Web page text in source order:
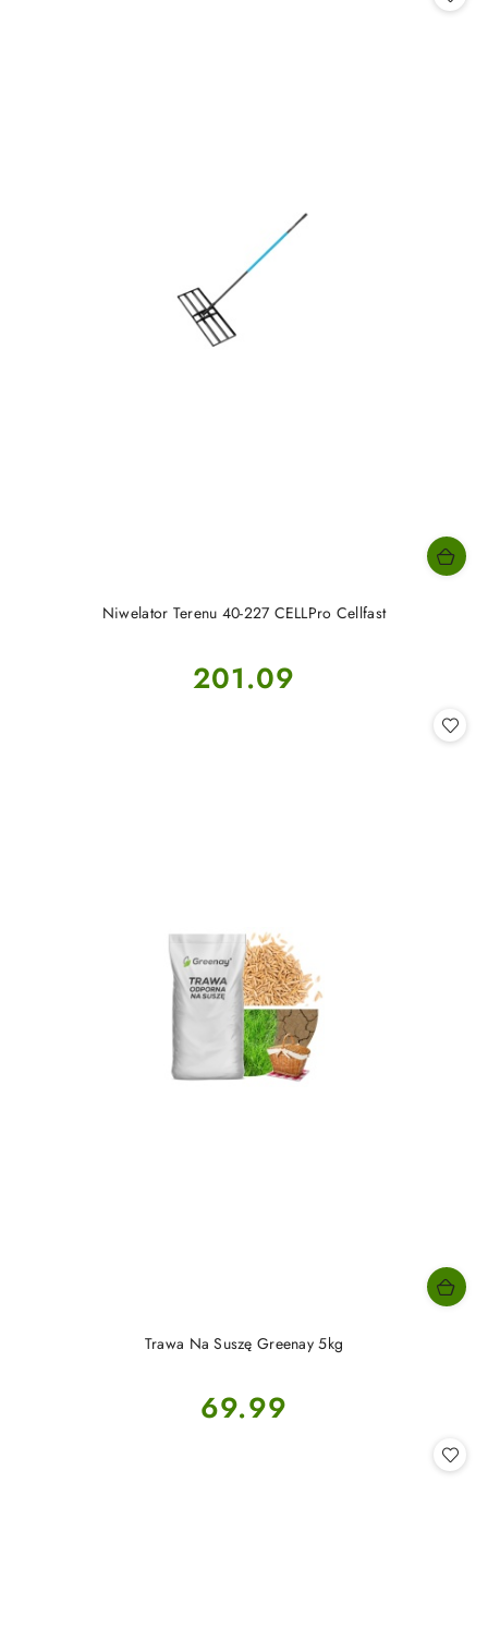
Niwelator Terenu 40-227 CELLPro Cellfast
Cena:
201.09
Trawa Na Suszę Greenay 5kg
Cena:
69.99